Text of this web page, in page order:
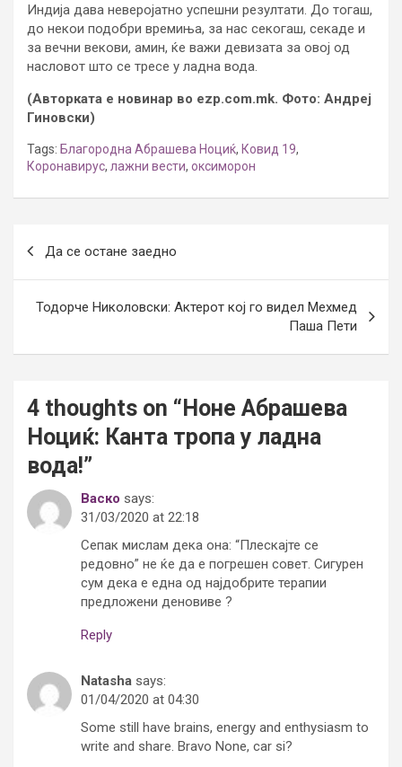
Индија дава неверојатно успешни резултати. До тогаш,
до некои подобри времиња, за нас секогаш, секаде и
за вечни векови, амин, ќе важи девизата за овој од
насловот што се тресе у ладна вода.
(Авторката е новинар во ezp.com.mk. Фото: Андреј
Гиновски)
Tags: Благородна Абрашева Ноциќ, Ковид 19,
Коронавирус, лажни вести, оксиморон
navigation
Да се остане заедно
Тодорче Николовски: Актерот кој го видел Мехмед
Паша Пети
4 thoughts on “ Ноне Абрашева
Ноциќ: Канта тропа у ладна
вода!”
Васко says:
31/03/2020 at 22:18
Сепак мислам дека она: “Плескајте се
редовно” не ќе да е погрешен совет. Сигурен
сум дека е една од најдобрите терапии
предложени деновиве ?
Reply
Natasha says:
01/04/2020 at 04:30
Some still have brains, energy and enthysiasm to
write and share. Bravo None, car si?